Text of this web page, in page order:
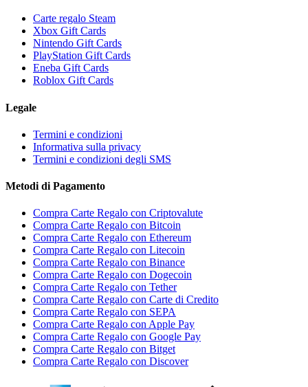
Carte regalo Steam
Xbox Gift Cards
Nintendo Gift Cards
PlayStation Gift Cards
Eneba Gift Cards
Roblox Gift Cards
Legale
Termini e condizioni
Informativa sulla privacy
Termini e condizioni degli SMS
Metodi di Pagamento
Compra Carte Regalo con Criptovalute
Compra Carte Regalo con Bitcoin
Compra Carte Regalo con Ethereum
Compra Carte Regalo con Litecoin
Compra Carte Regalo con Binance
Compra Carte Regalo con Dogecoin
Compra Carte Regalo con Tether
Compra Carte Regalo con Carte di Credito
Compra Carte Regalo con SEPA
Compra Carte Regalo con Apple Pay
Compra Carte Regalo con Google Pay
Compra Carte Regalo con Bitget
Compra Carte Regalo con Discover